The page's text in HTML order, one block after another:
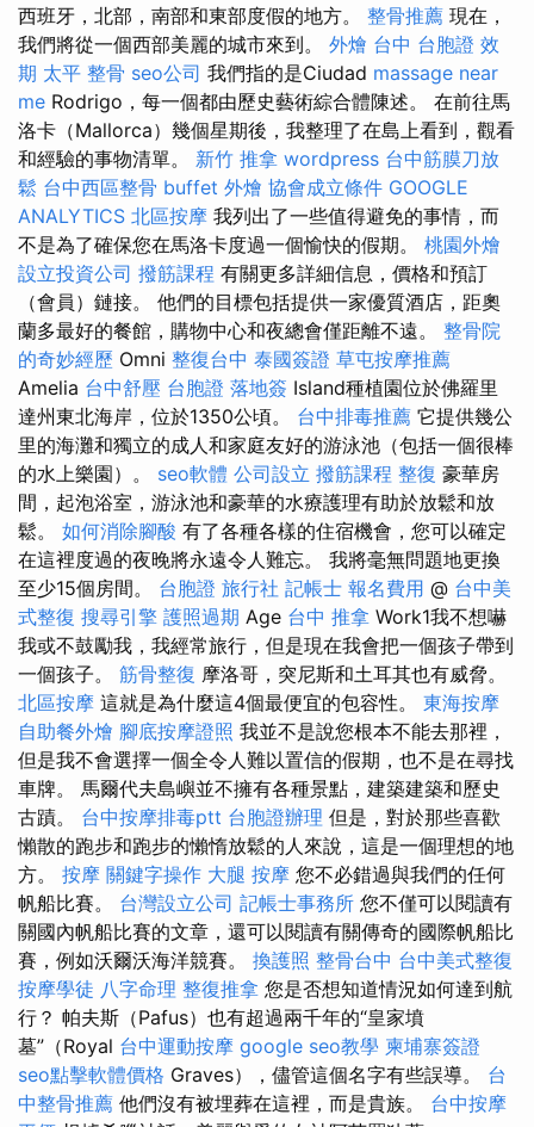
西班牙，北部，南部和東部度假的地方。 整骨推薦 現在，
我們將從一個西部美麗的城市來到。 外燴 台中 台胞證 效
期 太平 整骨 seo公司 我們指的是Ciudad massage near
me Rodrigo，每一個都由歷史藝術綜合體陳述。 在前往馬
洛卡（Mallorca）幾個星期後，我整理了在島上看到，觀看
和經驗的事物清單。 新竹 推拿 wordpress 台中筋膜刀放
鬆 台中西區整骨 buffet 外燴 協會成立條件 GOOGLE
ANALYTICS 北區按摩 我列出了一些值得避免的事情，而
不是為了確保您在馬洛卡度過一個愉快的假期。 桃園外燴
設立投資公司 撥筋課程 有關更多詳細信息，價格和預訂
（會員）鏈接。 他們的目標包括提供一家優質酒店，距奧
蘭多最好的餐館，購物中心和夜總會僅距離不遠。 整骨院
的奇妙經歷 Omni 整復台中 泰國簽證 草屯按摩推薦
Amelia 台中舒壓 台胞證 落地簽 Island種植園位於佛羅里
達州東北海岸，位於1350公頃。 台中排毒推薦 它提供幾公
里的海灘和獨立的成人和家庭友好的游泳池（包括一個很棒
的水上樂園）。 seo軟體 公司設立 撥筋課程 整復 豪華房
間，起泡浴室，游泳池和豪華的水療護理有助於放鬆和放
鬆。 如何消除腳酸 有了各種各樣的住宿機會，您可以確定
在這裡度過的夜晚將永遠令人難忘。 我將毫無問題地更換
至少15個房間。 台胞證 旅行社 記帳士 報名費用 @ 台中美
式整復 搜尋引擎 護照過期 Age 台中 推拿 Work1我不想嚇
我或不鼓勵我，我經常旅行，但是現在我會把一個孩子帶到
一個孩子。 筋骨整復 摩洛哥，突尼斯和土耳其也有威脅。
北區按摩 這就是為什麼這4個最便宜的包容性。 東海按摩
自助餐外燴 腳底按摩證照 我並不是說您根本不能去那裡，
但是我不會選擇一個全令人難以置信的假期，也不是在尋找
車牌。 馬爾代夫島嶼並不擁有各種景點，建築建築和歷史
古蹟。 台中按摩排毒ptt 台胞證辦理 但是，對於那些喜歡
懶散的跑步和跑步的懶惰放鬆的人來說，這是一個理想的地
方。 按摩 關鍵字操作 大腿 按摩 您不必錯過與我們的任何
帆船比賽。 台灣設立公司 記帳士事務所 您不僅可以閱讀有
關國內帆船比賽的文章，還可以閱讀有關傳奇的國際帆船比
賽，例如沃爾沃海洋競賽。 換護照 整骨台中 台中美式整復
按摩學徒 八字命理 整復推拿 您是否想知道情況如何達到航
行？ 帕夫斯（Pafus）也有超過兩千年的“皇家墳
墓”（Royal 台中運動按摩 google seo教學 柬埔寨簽證
seo點擊軟體價格 Graves），儘管這個名字有些誤導。 台
中整骨推薦 他們沒有被埋葬在這裡，而是貴族。 台中按摩